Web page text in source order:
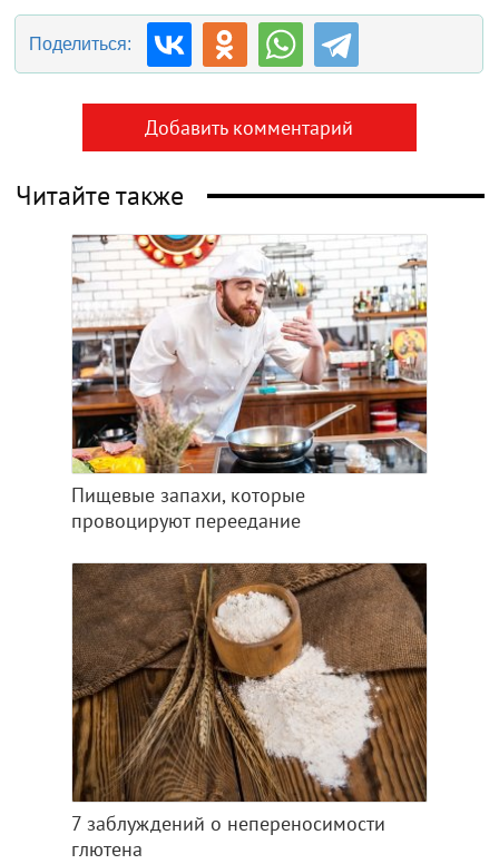
Поделиться:
Добавить комментарий
Читайте также
Пищевые запахи, которые
провоцируют переедание
7 заблуждений о непереносимости
глютена